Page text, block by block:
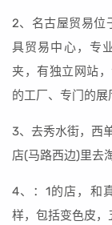
2、名古屋贸易位
具贸易中心，专
夹，有独立网站
的工厂、专门的展
3、去秀水街，西
店(马路西边)里去
4、：1的店，和
样，包括变色皮，